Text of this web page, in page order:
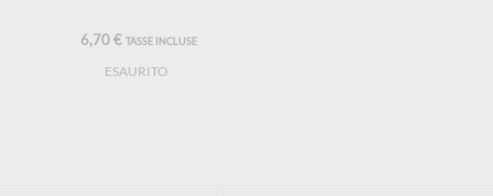
6,70 € TASSE INCLUSE
ESAURITO